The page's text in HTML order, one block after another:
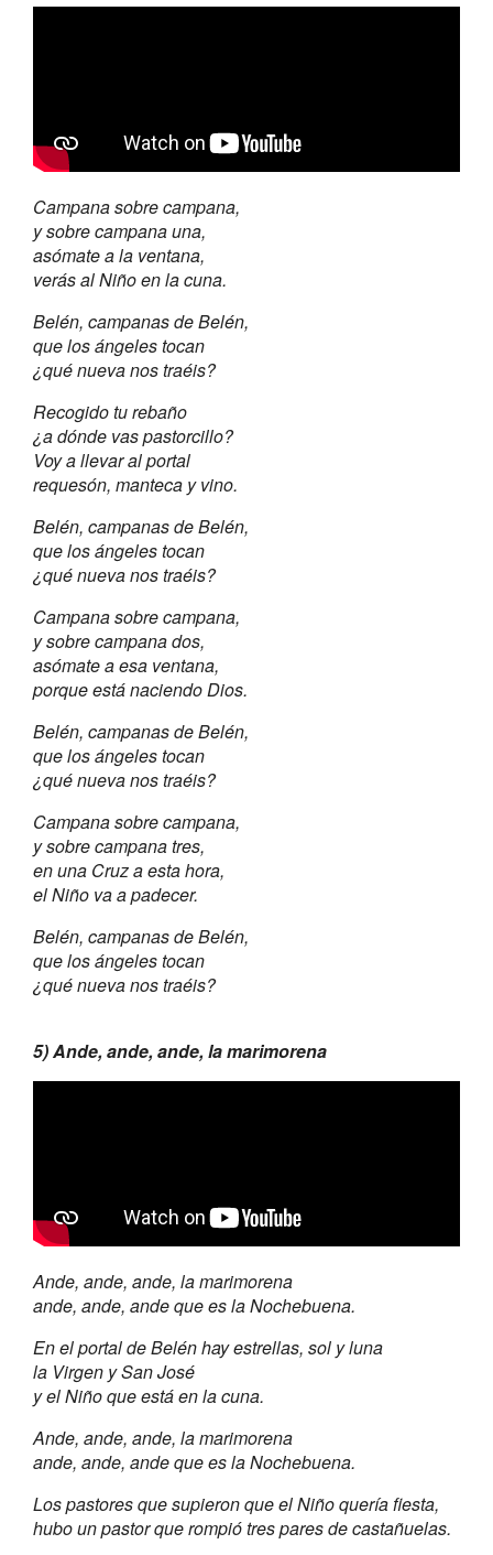
Campana sobre campana,
y sobre campana una,
asómate a la ventana,
verás al Niño en la cuna.
Belén, campanas de Belén,
que los ángeles tocan
¿qué nueva nos traéis?
Recogido tu rebaño
¿a dónde vas pastorcillo?
Voy a llevar al portal
requesón, manteca y vino.
Belén, campanas de Belén,
que los ángeles tocan
¿qué nueva nos traéis?
Campana sobre campana,
y sobre campana dos,
asómate a esa ventana,
porque está naciendo Dios.
Belén, campanas de Belén,
que los ángeles tocan
¿qué nueva nos traéis?
Campana sobre campana,
y sobre campana tres,
en una Cruz a esta hora,
el Niño va a padecer.
Belén, campanas de Belén,
que los ángeles tocan
¿qué nueva nos traéis?
5) Ande, ande, ande, la marimorena
Ande, ande, ande, la marimorena
ande, ande, ande que es la Nochebuena.
En el portal de Belén hay estrellas, sol y luna
la Virgen y San José
y el Niño que está en la cuna.
Ande, ande, ande, la marimorena
ande, ande, ande que es la Nochebuena.
Los pastores que supieron que el Niño quería fiesta,
hubo un pastor que rompió tres pares de castañuelas.